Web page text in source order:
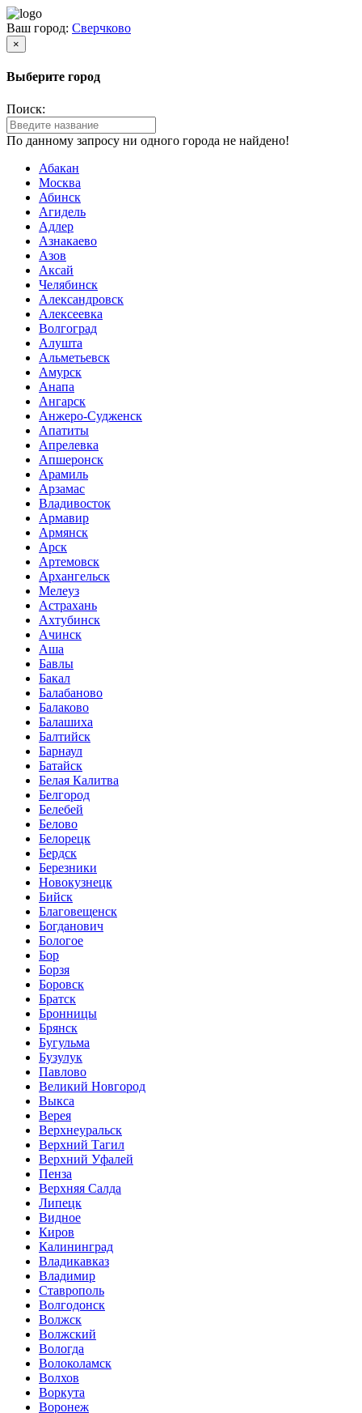
Ваш город: Сверчково
×
Выберите город
Поиск:
По данному запросу ни одного города не найдено!
Абакан
Москва
Абинск
Агидель
Адлер
Азнакаево
Азов
Аксай
Челябинск
Александровск
Алексеевка
Волгоград
Алушта
Альметьевск
Амурск
Анапа
Ангарск
Анжеро-Судженск
Апатиты
Апрелевка
Апшеронск
Арамиль
Арзамас
Владивосток
Армавир
Армянск
Арск
Артемовск
Архангельск
Мелеуз
Астрахань
Ахтубинск
Ачинск
Аша
Бавлы
Бакал
Балабаново
Балаково
Балашиха
Балтийск
Барнаул
Батайск
Белая Калитва
Белгород
Белебей
Белово
Белорецк
Бердск
Березники
Новокузнецк
Бийск
Благовещенск
Богданович
Бологое
Бор
Борзя
Боровск
Братск
Бронницы
Брянск
Бугульма
Бузулук
Павлово
Великий Новгород
Выкса
Верея
Верхнеуральск
Верхний Тагил
Верхний Уфалей
Пенза
Верхняя Салда
Липецк
Видное
Киров
Калининград
Владикавказ
Владимир
Ставрополь
Волгодонск
Волжск
Волжский
Вологда
Волоколамск
Волхов
Воркута
Воронеж